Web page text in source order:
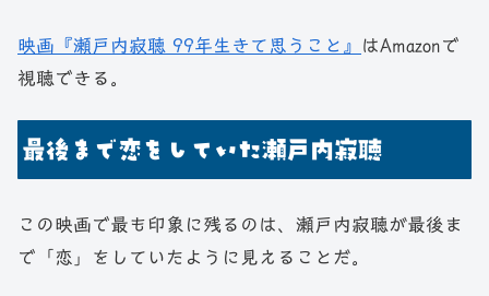
映画『瀬戸内寂聴 99年生きて思うこと』
はAmazonで
視聴できる。
最後まで恋をしていた瀬戸内寂聴
この映画で最も印象に残るのは、瀬戸内寂聴が最後ま
で「恋」をしていたように見えることだ。